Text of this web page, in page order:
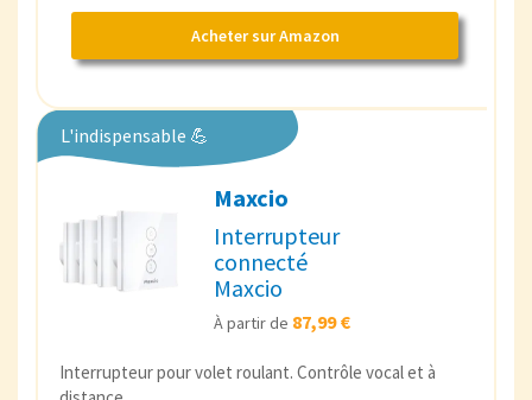
Acheter sur Amazon
L'indispensable 💪
Maxcio
Interrupteur
connecté
Maxcio
À partir de 87,99 €
Interrupteur pour volet roulant. Contrôle vocal et à